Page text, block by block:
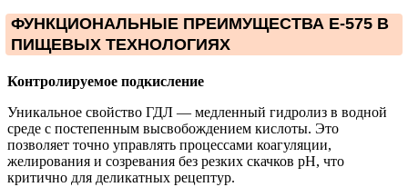
ФУНКЦИОНАЛЬНЫЕ ПРЕИМУЩЕСТВА Е-575 В
ПИЩЕВЫХ ТЕХНОЛОГИЯХ
Контролируемое подкисление
Уникальное свойство ГДЛ — медленный гидролиз в водной
среде с постепенным высвобождением кислоты. Это
позволяет точно управлять процессами коагуляции,
желирования и созревания без резких скачков pH, что
критично для деликатных рецептур.